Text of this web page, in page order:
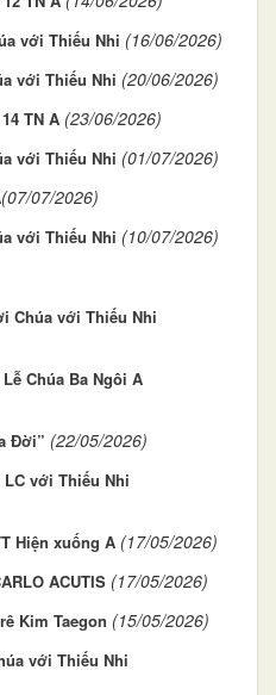
với Thiếu Nhi (16/06/2026)
với Thiếu Nhi (20/06/2026)
TN A (23/06/2026)
với Thiếu Nhi (01/07/2026)
(07/07/2026)
với Thiếu Nhi (10/07/2026)
Chúa với Thiếu Nhi
Chúa Ba Ngôi A
Đời” (22/05/2026)
LC với Thiếu Nhi
Hiện xuống A (17/05/2026)
ACUTIS (17/05/2026)
Kim Taegon (15/05/2026)
với Thiếu Nhi